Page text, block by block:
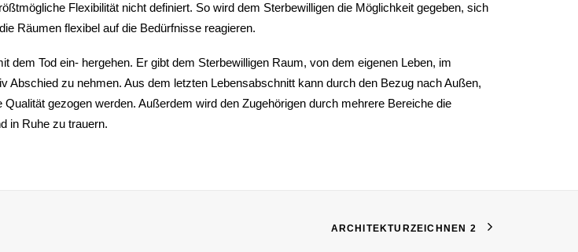
Flexibilität nicht definiert. So wird dem Sterbewilligen die Möglichkeit gegeben, sich
Räumen flexibel auf die Bedürfnisse reagieren.
Tod ein- hergehen. Er gibt dem Sterbewilligen Raum, von dem eigenen Leben, im
zu nehmen. Aus dem letzten Lebensabschnitt kann durch den Bezug nach Außen,
gezogen werden. Außerdem wird den Zugehörigen durch mehrere Bereiche die
in Ruhe zu trauern.
ARCHITEKTURZEICHNEN 2